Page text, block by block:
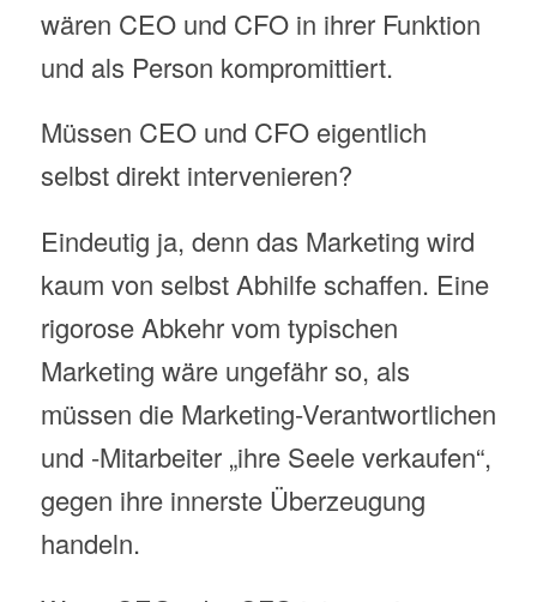
wären CEO und CFO in ihrer Funktion
und als Person kompromittiert.
Müssen CEO und CFO eigentlich
selbst direkt intervenieren?
Eindeutig ja, denn das Marketing wird
kaum von selbst Abhilfe schaffen. Eine
rigorose Abkehr vom typischen
Marketing wäre ungefähr so, als
müssen die Marketing-Verantwortlichen
und -Mitarbeiter „ihre Seele verkaufen“,
gegen ihre innerste Überzeugung
handeln.